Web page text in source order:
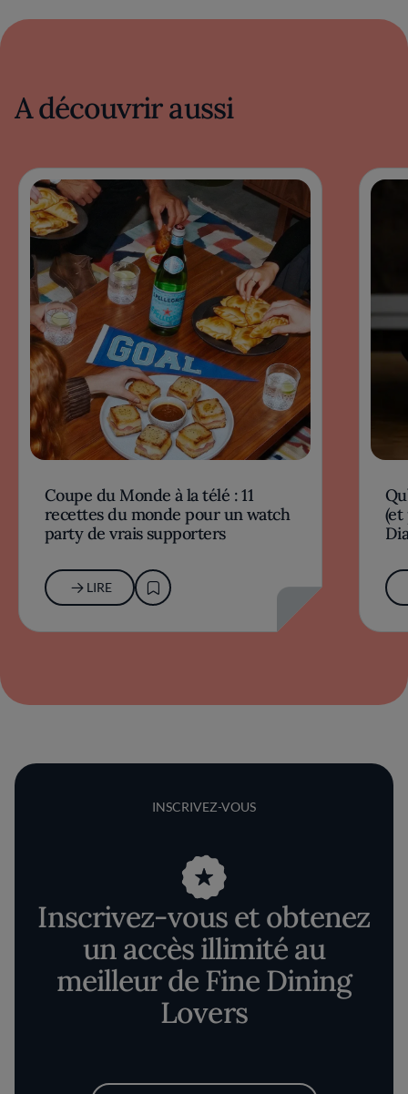
A découvrir aussi
Coupe du Monde à la télé : 11
recettes du monde pour un watch
party de vrais supporters
LIRE
INSCRIVEZ-VOUS
Inscrivez-vous et obtenez
un accès illimité au
meilleur de Fine Dining
Lovers